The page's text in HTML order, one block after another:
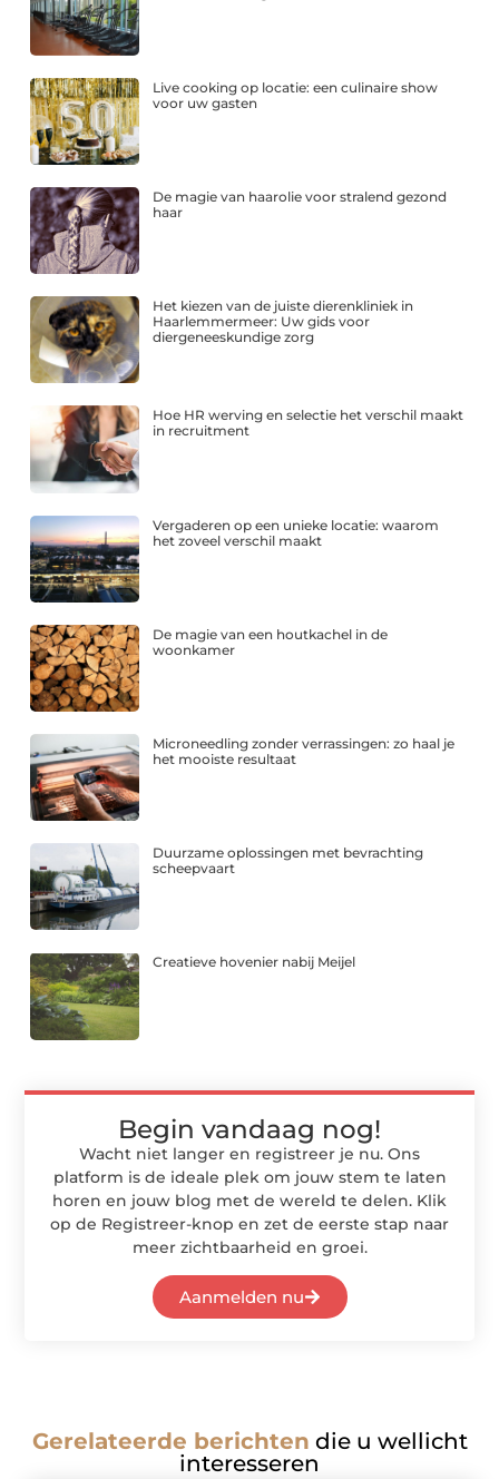
Live cooking op locatie: een culinaire show
voor uw gasten
De magie van haarolie voor stralend gezond
haar
Het kiezen van de juiste dierenkliniek in
Haarlemmermeer: Uw gids voor
diergeneeskundige zorg
Hoe HR werving en selectie het verschil maakt
in recruitment
Vergaderen op een unieke locatie: waarom
het zoveel verschil maakt
De magie van een houtkachel in de
woonkamer
Microneedling zonder verrassingen: zo haal je
het mooiste resultaat
Duurzame oplossingen met bevrachting
scheepvaart
Creatieve hovenier nabij Meijel
Begin vandaag nog!
Wacht niet langer en registreer je nu. Ons
platform is de ideale plek om jouw stem te laten
horen en jouw blog met de wereld te delen. Klik
op de Registreer-knop en zet de eerste stap naar
meer zichtbaarheid en groei.
Aanmelden nu
Gerelateerde berichten die u wellicht
interesseren